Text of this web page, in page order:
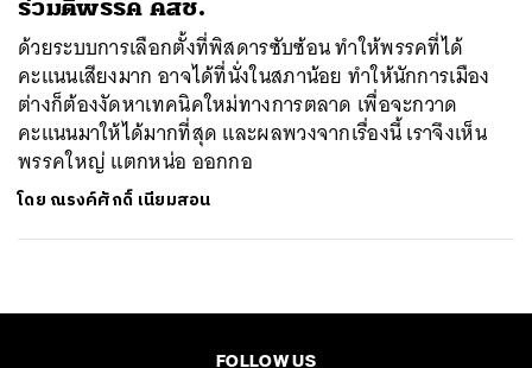
ร่วมตีพรรค คสช.
ด้วยระบบการเลือกตั้งที่พิสดารซับซ้อน ทำให้พรรคที่ได้
คะแนนเสียงมาก อาจได้ที่นั่งในสภาน้อย ทำให้นักการเมือง
ต่างก็ต้องงัดหาเทคนิคใหม่ทางการตลาด เพื่อจะกวาด
คะแนนมาให้ได้มากที่สุด และผลพวงจากเรื่องนี้ เราจึงเห็น
พรรคใหญ่ แตกหน่อ ออกกอ
โดย ณรงค์ศักดิ์ เนียมสอน
FOLLOW US